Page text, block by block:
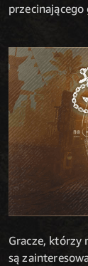
Gracze, którzy
są